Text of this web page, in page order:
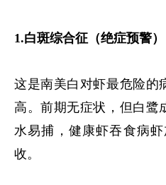
1.白斑综合征（绝症预警）
这是南美白对虾最危险的
高。前期无症状，但白鹭
水易捕，健康虾吞食病
收。